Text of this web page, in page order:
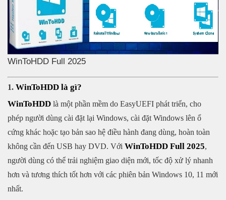
WinToHDD Full 2025
1. WinToHDD là gì?
WinToHDD là một phần mềm do EasyUEFI phát triển, cho
phép người dùng cài đặt lại Windows, cài đặt Windows lên ổ
cứng khác hoặc tạo bản sao hệ điều hành đang dùng, hoàn toàn
không cần đến USB hay DVD. Với WinToHDD Full 2025,
người dùng có thể trải nghiệm giao diện mới, tốc độ xử lý nhanh
hơn và tương thích tốt hơn với các phiên bản Windows 10, 11 mới
nhất.